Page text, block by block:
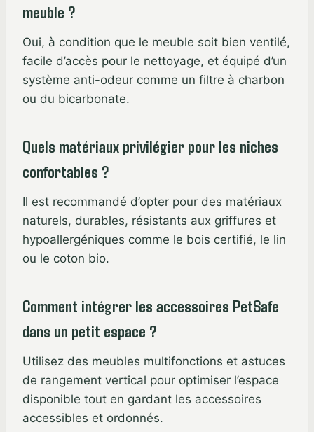
meuble ?
Oui, à condition que le meuble soit bien ventilé,
facile d’accès pour le nettoyage, et équipé d’un
système anti-odeur comme un filtre à charbon
ou du bicarbonate.
Quels matériaux privilégier pour les niches
confortables ?
Il est recommandé d’opter pour des matériaux
naturels, durables, résistants aux griffures et
hypoallergéniques comme le bois certifié, le lin
ou le coton bio.
Comment intégrer les accessoires PetSafe
dans un petit espace ?
Utilisez des meubles multifonctions et astuces
de rangement vertical pour optimiser l’espace
disponible tout en gardant les accessoires
accessibles et ordonnés.